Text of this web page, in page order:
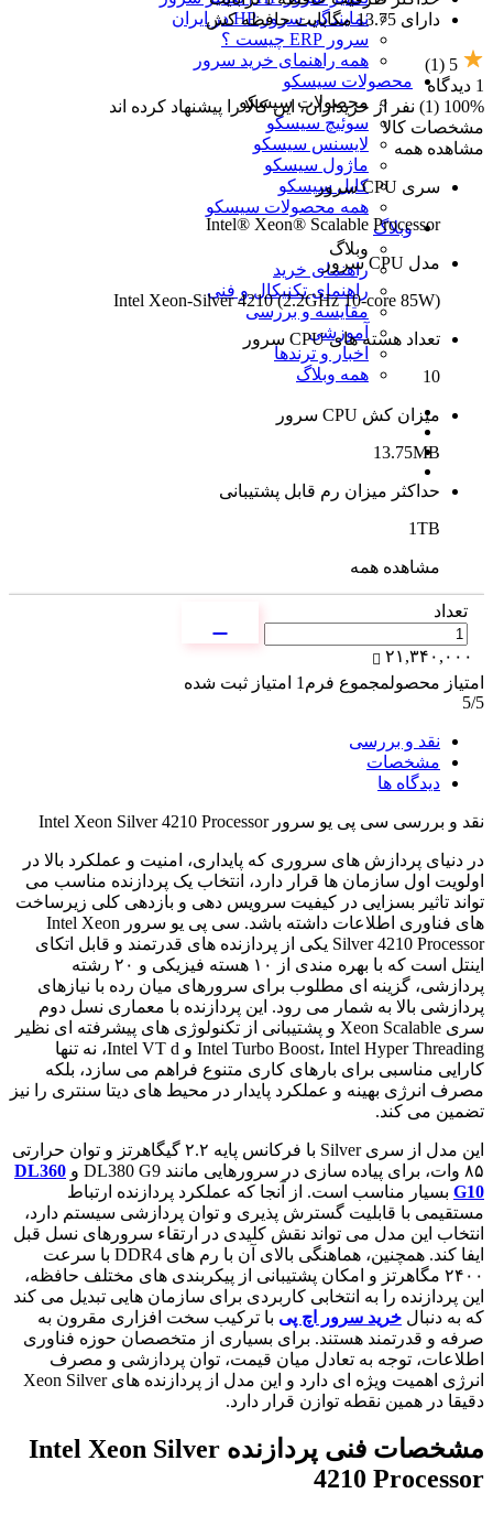
نمایندگی سرور HP در ایران
سرور ERP چیست ؟
همه راهنمای خرید سرور
محصولات سیسکو
محصولات سیسکو
سوئیچ سیسکو
لایسنس سیسکو
ماژول سیسکو
کابل سیسکو
همه محصولات سیسکو
وبلاگ
وبلاگ
راهنمای خرید
راهنمای تکنیکال و فنی
مقایسه و بررسی
آموزشی
اخبار و ترندها
همه وبلاگ
دارای 13.75 مگابایت حافظه کش
5
(1)
1 دیدگاه
100% (1) نفر از خریداران، این کالا را پیشنهاد کرده اند
مشخصات کالا
مشاهده همه
سری CPU سرور
Intel® Xeon® Scalable Processor
مدل CPU سرور
Intel Xeon-Silver 4210 (2.2GHz 10-core 85W)
تعداد هسته های CPU سرور
10
میزان کش CPU سرور
13.75MB
حداکثر میزان رم قابل پشتیبانی
1TB
مشاهده همه
تعداد
۲۱,۳۴۰,۰۰۰
امتیاز محصولمجموع فرم 1 امتیاز ثبت شده
5/5
نقد و بررسی
مشخصات
دیدگاه ها
نقد و بررسی سی پی یو سرور Intel Xeon Silver 4210 Processor
در دنیای پردازش های سروری که پایداری، امنیت و عملکرد بالا در
اولویت اول سازمان ها قرار دارد، انتخاب یک پردازنده مناسب می
تواند تاثیر بسزایی در کیفیت سرویس دهی و بازدهی کلی زیرساخت
های فناوری اطلاعات داشته باشد. سی پی یو سرور Intel Xeon
Silver 4210 Processor یکی از پردازنده های قدرتمند و قابل اتکای
اینتل است که با بهره مندی از ۱۰ هسته فیزیکی و ۲۰ رشته
پردازشی، گزینه ای مطلوب برای سرورهای میان رده با نیازهای
پردازشی بالا به شمار می رود. این پردازنده با معماری نسل دوم
سری Xeon Scalable و پشتیبانی از تکنولوژی های پیشرفته ای نظیر
Intel Turbo Boost، Intel Hyper Threading و Intel VT d، نه تنها
کارایی مناسبی برای بارهای کاری متنوع فراهم می سازد، بلکه
مصرف انرژی بهینه و عملکرد پایدار در محیط های دیتا سنتری را نیز
تضمین می کند.
این مدل از سری Silver با فرکانس پایه ۲.۲ گیگاهرتز و توان حرارتی
۸۵ وات، برای پیاده سازی در سرورهایی مانند DL380 G9 و
DL360
G10 بسیار مناسب است. از آنجا که عملکرد پردازنده ارتباط
مستقیمی با قابلیت گسترش پذیری و توان پردازشی سیستم دارد،
انتخاب این مدل می تواند نقش کلیدی در ارتقاء سرورهای نسل قبل
ایفا کند. همچنین، هماهنگی بالای آن با رم های DDR4 با سرعت
۲۴۰۰ مگاهرتز و امکان پشتیبانی از پیکربندی های مختلف حافظه،
این پردازنده را به انتخابی کاربردی برای سازمان هایی تبدیل می کند
که به دنبال خرید سرور اچ پی با ترکیب سخت افزاری مقرون به
صرفه و قدرتمند هستند. برای بسیاری از متخصصان حوزه فناوری
اطلاعات، توجه به تعادل میان قیمت، توان پردازشی و مصرف
انرژی اهمیت ویژه ای دارد و این مدل از پردازنده های Xeon Silver
دقیقا در همین نقطه توازن قرار دارد.
مشخصات فنی پردازنده Intel Xeon Silver
4210 Processor